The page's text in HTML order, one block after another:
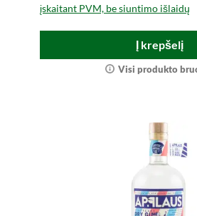
įskaitant PVM, be siuntimo išlaidų
Į krepšelį
Visi produkto